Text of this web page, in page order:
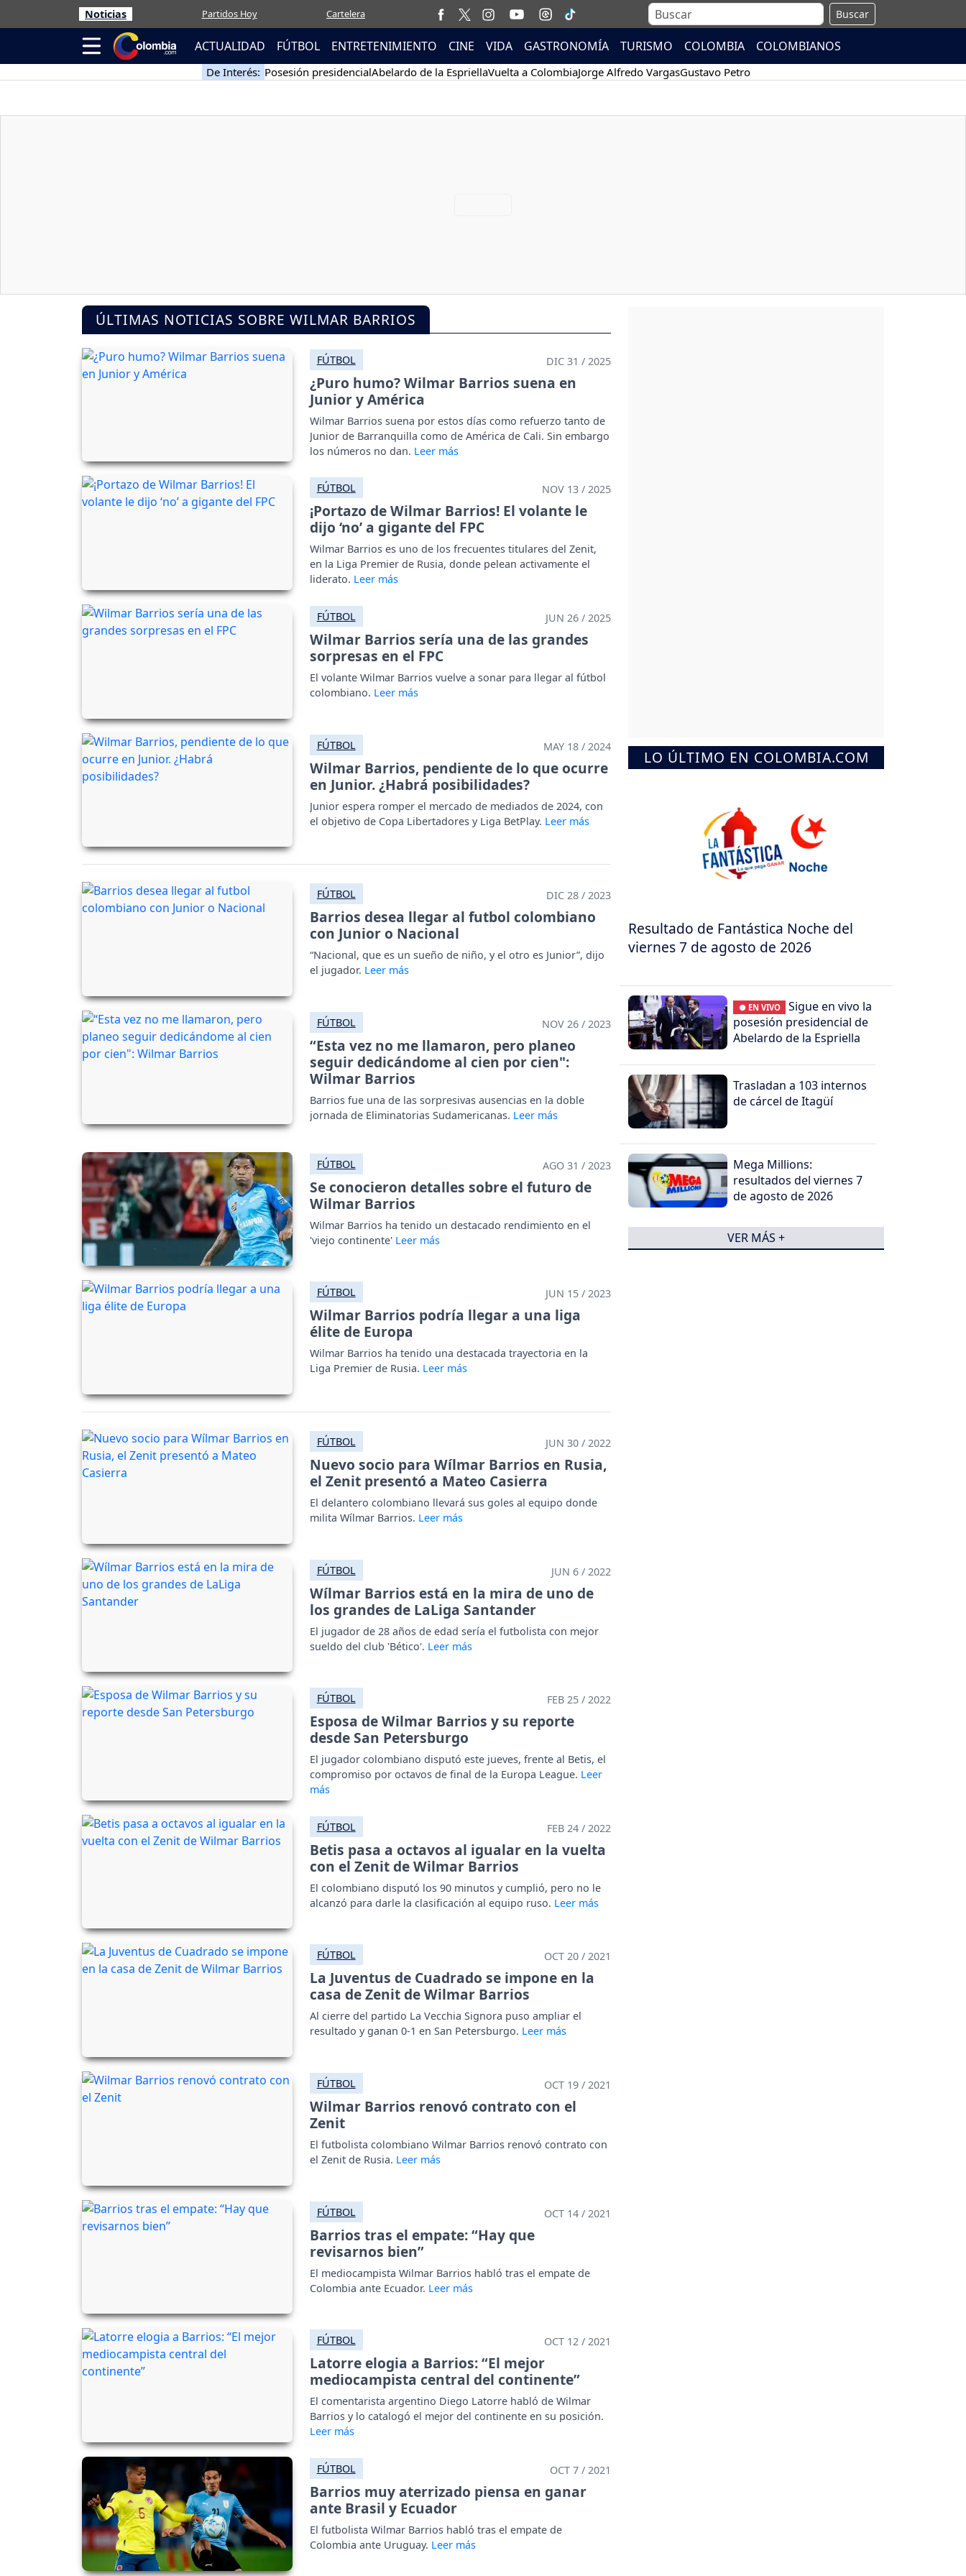
Noticias Partidos Hoy Cartelera Buscar
ACTUALIDAD FÚTBOL ENTRETENIMIENTO CINE VIDA GASTRONOMÍA TURISMO COLOMBIA COLOMBIANOS
De Interés: Posesión presidencialAbelardo de la EspriellaVuelta a ColombiaJorge Alfredo VargasGustavo Petro
ÚLTIMAS NOTICIAS SOBRE WILMAR BARRIOS
FÚTBOL DIC 31 / 2025
¿Puro humo? Wilmar Barrios suena en
Junior y América
Wilmar Barrios suena por estos días como refuerzo tanto de
Junior de Barranquilla como de América de Cali. Sin embargo
los números no dan.
FÚTBOL NOV 13 / 2025
¡Portazo de Wilmar Barrios! El volante le
dijo ‘no’ a gigante del FPC
Wilmar Barrios es uno de los frecuentes titulares del Zenit,
en la Liga Premier de Rusia, donde pelean activamente el
liderato.
FÚTBOL JUN 26 / 2025
Wilmar Barrios sería una de las grandes
sorpresas en el FPC
El volante Wilmar Barrios vuelve a sonar para llegar al fútbol
colombiano.
FÚTBOL MAY 18 / 2024
Wilmar Barrios, pendiente de lo que ocurre
en Junior. ¿Habrá posibilidades?
Junior espera romper el mercado de mediados de 2024, con
el objetivo de Copa Libertadores y Liga BetPlay.
FÚTBOL DIC 28 / 2023
Barrios desea llegar al futbol colombiano
con Junior o Nacional
“Nacional, que es un sueño de niño, y el otro es Junior”, dijo
el jugador.
FÚTBOL NOV 26 / 2023
“Esta vez no me llamaron, pero planeo
seguir dedicándome al cien por cien":
Wilmar Barrios
Barrios fue una de las sorpresivas ausencias en la doble
jornada de Eliminatorias Sudamericanas.
FÚTBOL AGO 31 / 2023
Se conocieron detalles sobre el futuro de
Wilmar Barrios
Wilmar Barrios ha tenido un destacado rendimiento en el
'viejo continente'
FÚTBOL JUN 15 / 2023
Wilmar Barrios podría llegar a una liga
élite de Europa
Wilmar Barrios ha tenido una destacada trayectoria en la
Liga Premier de Rusia.
FÚTBOL JUN 30 / 2022
Nuevo socio para Wílmar Barrios en Rusia,
el Zenit presentó a Mateo Casierra
El delantero colombiano llevará sus goles al equipo donde
milita Wílmar Barrios.
FÚTBOL JUN 6 / 2022
Wílmar Barrios está en la mira de uno de
los grandes de LaLiga Santander
El jugador de 28 años de edad sería el futbolista con mejor
sueldo del club 'Bético'.
FÚTBOL FEB 25 / 2022
Esposa de Wilmar Barrios y su reporte
desde San Petersburgo
El jugador colombiano disputó este jueves, frente al Betis, el
compromiso por octavos de final de la Europa League.
FÚTBOL FEB 24 / 2022
Betis pasa a octavos al igualar en la vuelta
con el Zenit de Wilmar Barrios
El colombiano disputó los 90 minutos y cumplió, pero no le
alcanzó para darle la clasificación al equipo ruso.
FÚTBOL OCT 20 / 2021
La Juventus de Cuadrado se impone en la
casa de Zenit de Wilmar Barrios
Al cierre del partido La Vecchia Signora puso ampliar el
resultado y ganan 0-1 en San Petersburgo.
FÚTBOL OCT 19 / 2021
Wilmar Barrios renovó contrato con el
Zenit
El futbolista colombiano Wilmar Barrios renovó contrato con
el Zenit de Rusia.
FÚTBOL OCT 14 / 2021
Barrios tras el empate: “Hay que
revisarnos bien”
El mediocampista Wilmar Barrios habló tras el empate de
Colombia ante Ecuador.
FÚTBOL OCT 12 / 2021
Latorre elogia a Barrios: “El mejor
mediocampista central del continente”
El comentarista argentino Diego Latorre habló de Wilmar
Barrios y lo catalogó el mejor del continente en su posición.
FÚTBOL OCT 7 / 2021
Barrios muy aterrizado piensa en ganar
ante Brasil y Ecuador
El futbolista Wilmar Barrios habló tras el empate de
Colombia ante Uruguay.
LO ÚLTIMO EN COLOMBIA.COM
Resultado de Fantástica Noche del
viernes 7 de agosto de 2026
● EN VIVO
Sigue en vivo la
posesión presidencial de
Abelardo de la Espriella
Trasladan a 103 internos
de cárcel de Itagüí
Mega Millions:
resultados del viernes 7
de agosto de 2026
VER MÁS +